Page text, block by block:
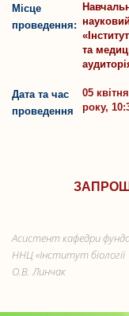
Місце
проведення:
та
Дата та час
проведення
05
року,
Асистент кафедри
ННЦ «Інститут
О.В. Линчак